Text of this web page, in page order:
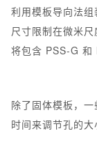
利用模板导向法
尺寸限制在微米
将包含 PSS-G 和
除了固体模板，
时间来调节孔的大